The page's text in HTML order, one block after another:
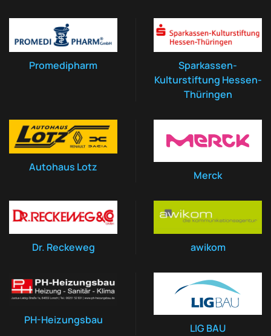
Promedipharm
Sparkassen-
Kulturstiftung Hessen-
Thüringen
Autohaus Lotz
Merck
Dr. Reckeweg awikom
PH-Heizungsbau
LIG BAU